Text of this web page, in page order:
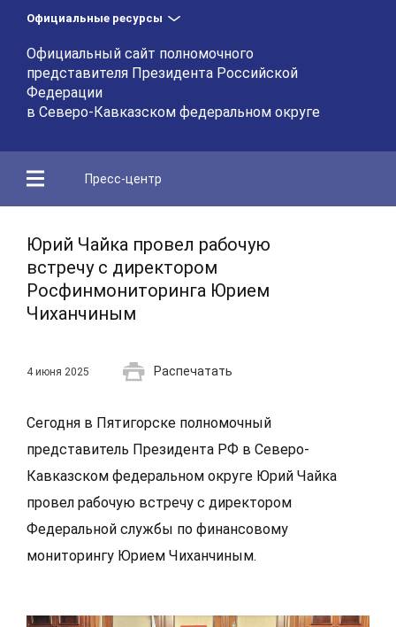
Официальные ресурсы
Официальный сайт полномочного
представителя Президента Российской
Федерации
в Северо-Кавказском федеральном округе
Пресс-центр
Юрий Чайка провел рабочую
встречу с директором
Росфинмониторинга Юрием
Чиханчиным
4 июня 2025 Распечатать
Cегодня в Пятигорске полномочный
представитель Президента РФ в Северо-
Кавказском федеральном округе Юрий Чайка
провел рабочую встречу с директором
Федеральной службы по финансовому
мониторингу Юрием Чиханчиным.